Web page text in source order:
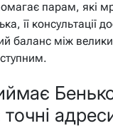
парам, які
її консультації
баланс між